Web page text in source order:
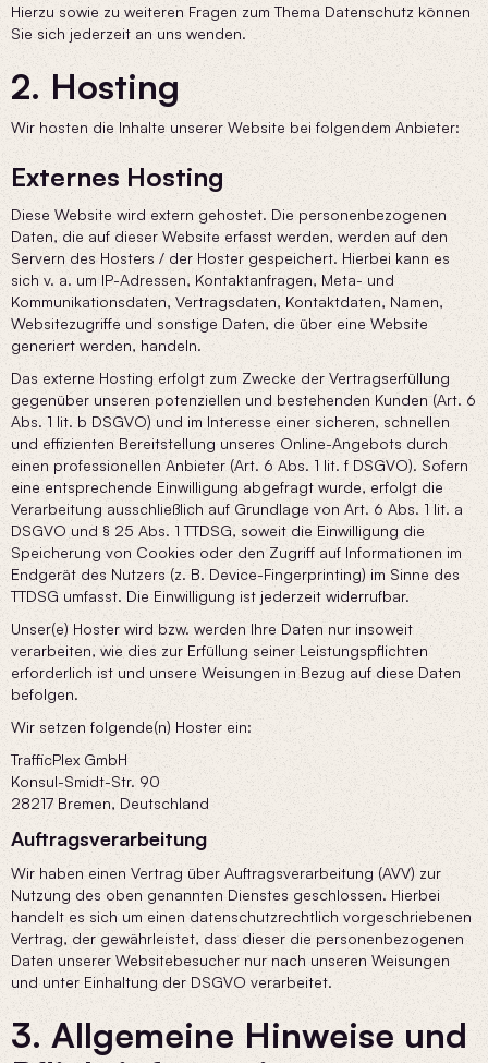
Hierzu sowie zu weiteren Fragen zum Thema Datenschutz können
Sie sich jederzeit an uns wenden.
2. Hosting
Wir hosten die Inhalte unserer Website bei folgendem Anbieter:
Externes Hosting
Diese Website wird extern gehostet. Die personenbezogenen
Daten, die auf dieser Website erfasst werden, werden auf den
Servern des Hosters / der Hoster gespeichert. Hierbei kann es
sich v. a. um IP-Adressen, Kontaktanfragen, Meta- und
Kommunikationsdaten, Vertragsdaten, Kontaktdaten, Namen,
Websitezugriffe und sonstige Daten, die über eine Website
generiert werden, handeln.
Das externe Hosting erfolgt zum Zwecke der Vertragserfüllung
gegenüber unseren potenziellen und bestehenden Kunden (Art. 6
Abs. 1 lit. b DSGVO) und im Interesse einer sicheren, schnellen
und effizienten Bereitstellung unseres Online-Angebots durch
einen professionellen Anbieter (Art. 6 Abs. 1 lit. f DSGVO). Sofern
eine entsprechende Einwilligung abgefragt wurde, erfolgt die
Verarbeitung ausschließlich auf Grundlage von Art. 6 Abs. 1 lit. a
DSGVO und § 25 Abs. 1 TTDSG, soweit die Einwilligung die
Speicherung von Cookies oder den Zugriff auf Informationen im
Endgerät des Nutzers (z. B. Device-Fingerprinting) im Sinne des
TTDSG umfasst. Die Einwilligung ist jederzeit widerrufbar.
Unser(e) Hoster wird bzw. werden Ihre Daten nur insoweit
verarbeiten, wie dies zur Erfüllung seiner Leistungspflichten
erforderlich ist und unsere Weisungen in Bezug auf diese Daten
befolgen.
Wir setzen folgende(n) Hoster ein:
TrafficPlex GmbH
Konsul-Smidt-Str. 90
28217 Bremen, Deutschland
Auftragsverarbeitung
Wir haben einen Vertrag über Auftragsverarbeitung (AVV) zur
Nutzung des oben genannten Dienstes geschlossen. Hierbei
handelt es sich um einen datenschutzrechtlich vorgeschriebenen
Vertrag, der gewährleistet, dass dieser die personenbezogenen
Daten unserer Websitebesucher nur nach unseren Weisungen
und unter Einhaltung der DSGVO verarbeitet.
3. Allgemeine Hinweise und